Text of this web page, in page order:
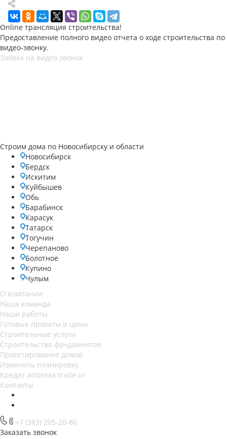
Online трансляция строительства!
Предоставление полного видео отчета о ходе строительства по
видео-звонку.
Заявка на видео звонок
Строим дома по Новосибирску и области
Новосибирск
Бердск
Искитим
Куйбышев
Обь
Барабинск
Карасук
Татарск
Тогучин
Черепаново
Болотное
Купино
Чулым
О компании
Наша команда
Наши работы
Готовые проекты и цены
Строительные услуги
Строительство фундаментов
Проектирование домов
Изменить планировку
Кредит ипотека trade-in
Контакты
+7 (383) 205-20-86
Заказать звонок